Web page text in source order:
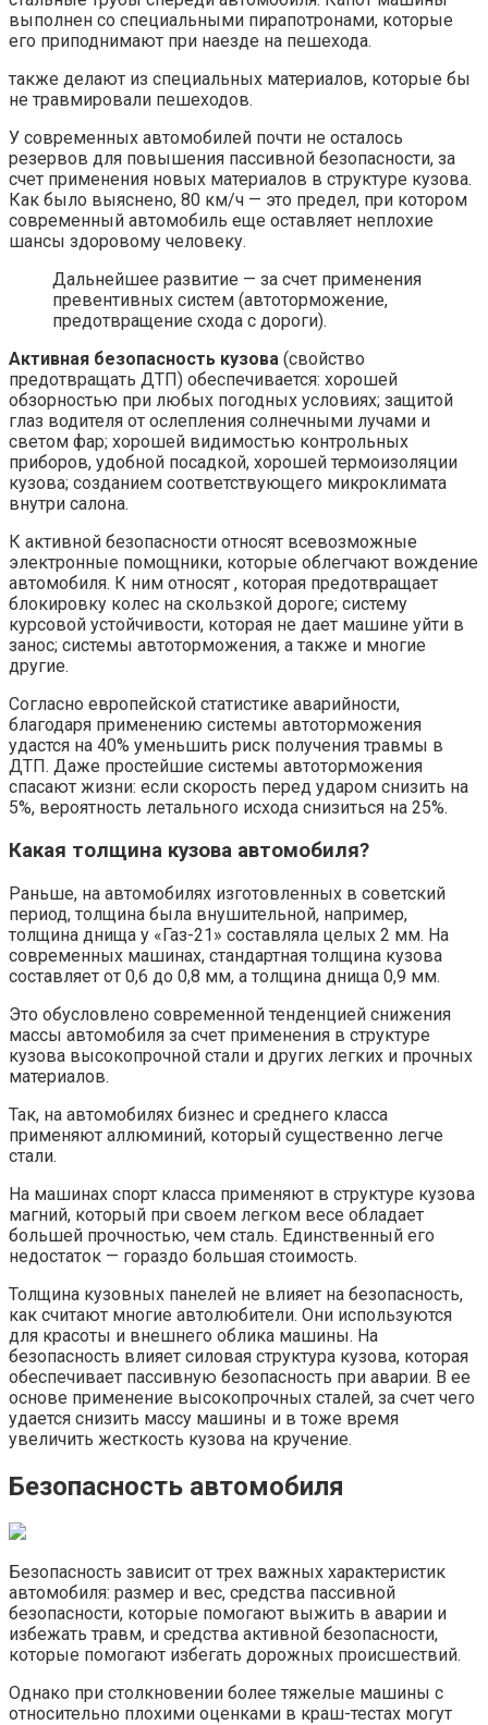
выполнен со специальными пирапотронами, которые
его приподнимают при наезде на пешехода.
также делают из специальных материалов, которые бы
не травмировали пешеходов.
У современных автомобилей почти не осталось
резервов для повышения пассивной безопасности, за
счет применения новых материалов в структуре кузова.
Как было выяснено, 80 км/ч — это предел, при котором
современный автомобиль еще оставляет неплохие
шансы здоровому человеку.
Дальнейшее развитие — за счет применения
превентивных систем (автоторможение,
предотвращение схода с дороги).
Активная безопасность кузова (свойство
предотвращать ДТП) обеспечивается: хорошей
обзорностью при любых погодных условиях; защитой
глаз водителя от ослепления солнечными лучами и
светом фар; хорошей видимостью контрольных
приборов, удобной посадкой, хорошей термоизоляции
кузова; созданием соответствующего микроклимата
внутри салона.
К активной безопасности относят всевозможные
электронные помощники, которые облегчают вождение
автомобиля. К ним относят , которая предотвращает
блокировку колес на скользкой дороге; систему
курсовой устойчивости, которая не дает машине уйти в
занос; системы автоторможения, а также и многие
другие.
Согласно европейской статистике аварийности,
благодаря применению системы автоторможения
удастся на 40% уменьшить риск получения травмы в
ДТП. Даже простейшие системы автоторможения
спасают жизни: если скорость перед ударом снизить на
5%, вероятность летального исхода снизиться на 25%.
Какая толщина кузова автомобиля?
Раньше, на автомобилях изготовленных в советский
период, толщина была внушительной, например,
толщина днища у «Газ-21» составляла целых 2 мм. На
современных машинах, стандартная толщина кузова
составляет от 0,6 до 0,8 мм, а толщина днища 0,9 мм.
Это обусловлено современной тенденцией снижения
массы автомобиля за счет применения в структуре
кузова высокопрочной стали и других легких и прочных
материалов.
Так, на автомобилях бизнес и среднего класса
применяют аллюминий, который существенно легче
стали.
На машинах спорт класса применяют в структуре кузова
магний, который при своем легком весе обладает
большей прочностью, чем сталь. Единственный его
недостаток — гораздо большая стоимость.
Толщина кузовных панелей не влияет на безопасность,
как считают многие автолюбители. Они используются
для красоты и внешнего облика машины. На
безопасность влияет силовая структура кузова, которая
обеспечивает пассивную безопасность при аварии. В ее
основе применение высокопрочных сталей, за счет чего
удается снизить массу машины и в тоже время
увеличить жесткость кузова на кручение.
Безопасность автомобиля
Безопасность зависит от трех важных характеристик
автомобиля: размер и вес, средства пассивной
безопасности, которые помогают выжить в аварии и
избежать травм, и средства активной безопасности,
которые помогают избегать дорожных происшествий.
Однако при столкновении более тяжелые машины с
относительно плохими оценками в краш-тестах могут